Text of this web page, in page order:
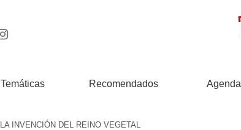
Temáticas Recomendados Agenda
LA INVENCIÓN DEL REINO VEGETAL